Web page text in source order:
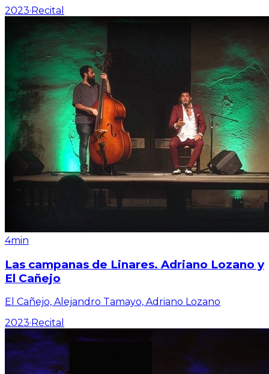
2023·Recital
4min
Las campanas de Linares. Adriano Lozano y
El Cañejo
El Cañejo, Alejandro Tamayo, Adriano Lozano
2023· Recital